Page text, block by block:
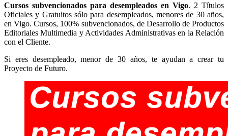
Cursos subvencionados para desempleados en Vigo. 2 Títulos
Oficiales y Gratuitos sólo para desempleados, menores de 30 años,
en Vigo. Cursos, 100% subvencionados, de Desarrollo de Productos
Editoriales Multimedia y Actividades Administrativas en la Relación
con el Cliente.
Si eres desempleado, menor de 30 años, te ayudan a crear tu
Proyecto de Futuro.